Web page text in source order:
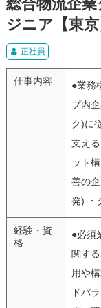
総合物流企
ジニア【東京
正社員
仕事内容
●業務
プ内
ク)に
支え
ット
善の
発) ・
経験・資
格
●必須
関す
用や
ドバ